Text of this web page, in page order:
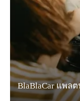
BlaBlaCar แพล